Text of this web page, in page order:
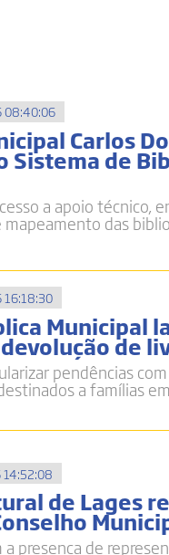
Carlos
Sistema de
a apoio técnico,
mapeamento das
Municipal
de
pendências
a famílias
de Lages
presença de